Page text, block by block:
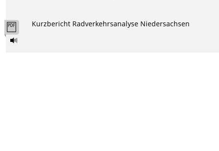
Kurzbericht Radverkehrsanalyse Niedersachsen